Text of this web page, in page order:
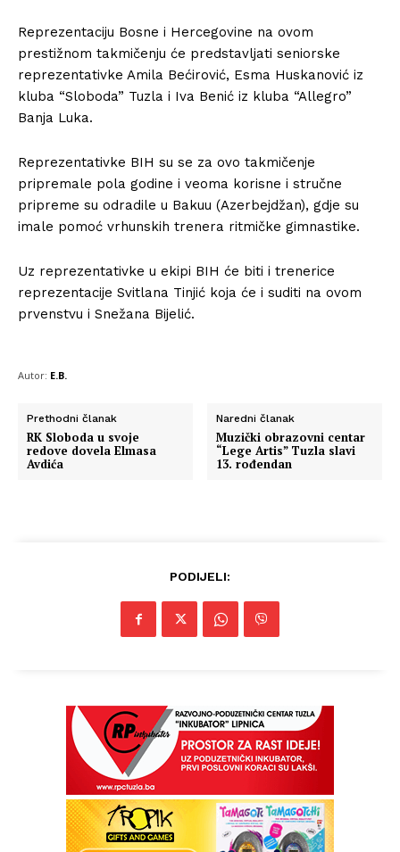
Reprezentaciju Bosne i Hercegovine na ovom
prestižnom takmičenju će predstavljati seniorske
reprezentativke Amila Bećirović, Esma Huskanović iz
kluba “Sloboda” Tuzla i Iva Benić iz kluba “Allegro”
Banja Luka.
Reprezentativke BIH su se za ovo takmičenje
pripremale pola godine i veoma korisne i stručne
pripreme su odradile u Bakuu (Azerbejdžan), gdje su
imale pomoć vrhunskih trenera ritmičke gimnastike.
Uz reprezentativke u ekipi BIH će biti i trenerice
reprezentacije Svitlana Tinjić koja će i suditi na ovom
prvenstvu i Snežana Bijelić.
Autor: E.B.
Prethodni članak
RK Sloboda u svoje
redove dovela Elmasa
Avdića
Naredni članak
Muzički obrazovni centar
“Lege Artis” Tuzla slavi
13. rođendan
PODIJELI: